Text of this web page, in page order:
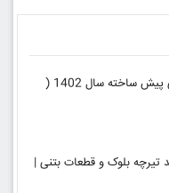
طرح توجیهی تولید قطعات بتنی پیش ساخته سال 1402 (
تیرچه بلوک و قطعات بتنی |